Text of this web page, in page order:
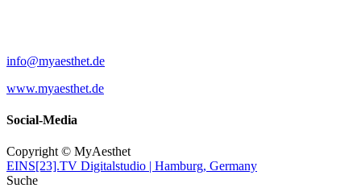
info@myaesthet.de
www.myaesthet.de
Social-Media
Copyright © MyAesthet
EINS[23].TV Digitalstudio | Hamburg, Germany
Suche